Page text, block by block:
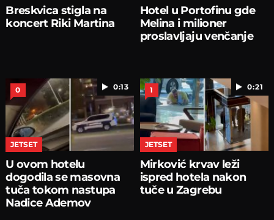
Breskvica stigla na
koncert Riki Martina
Hotel u Portofinu gde
Melina i milioner
proslavljaju venčanje
0:13
0
JETSET
U ovom hotelu
dogodila se masovna
tuča tokom nastupa
Nadice Ademov
0:21
1
JETSET
Mirković krvav leži
ispred hotela nakon
tuče u Zagrebu